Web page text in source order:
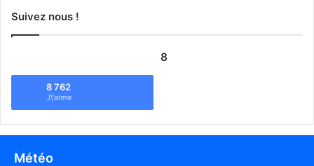
Suivez nous !
8
8 762
J\'aime
Météo